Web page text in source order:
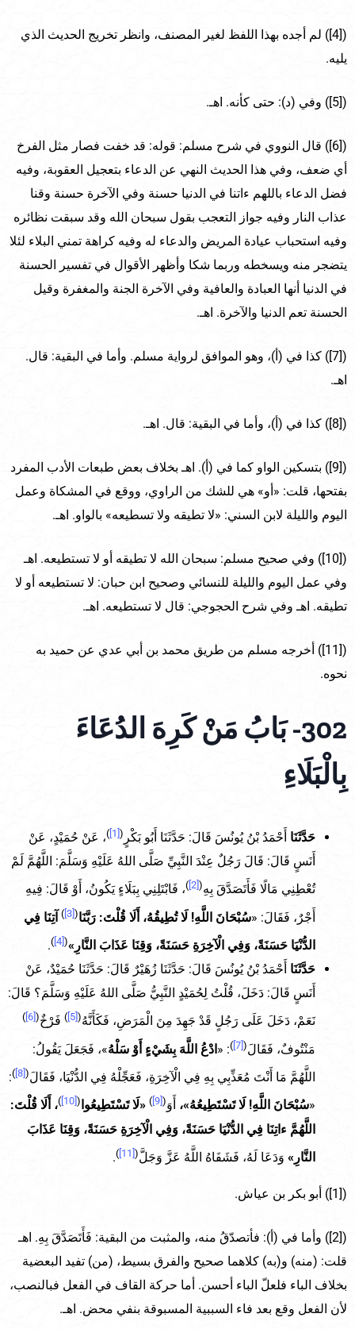
([4]) لم أجده بهذا اللفظ لغير المصنف، وانظر تخريج الحديث الذي
يليه.
([5]) وفي (د): حتى كأنه. اهـ.
([6]) قال النووي في شرح مسلم: قوله: قد خفت فصار مثل الفرخ
أي ضعف، وفي هذا الحديث النهي عن الدعاء بتعجيل العقوبة، وفيه
فضل الدعاء باللهم ءاتنا في الدنيا حسنة وفي الآخرة حسنة وقنا
عذاب النار وفيه جواز التعجب بقول سبحان الله وقد سبقت نظائره
وفيه استحباب عيادة المريض والدعاء له وفيه كراهة تمني البلاء لئلا
يتضجر منه ويسخطه وربما شكا وأظهر الأقوال في تفسير الحسنة
في الدنيا أنها العبادة والعافية وفي الآخرة الجنة والمغفرة وقيل
الحسنة تعم الدنيا والآخرة. اهـ.
([7]) كذا في (أ)، وهو الموافق لرواية مسلم. وأما في البقية: قال.
اهـ.
([8]) كذا في (أ)، وأما في البقية: قال. اهـ.
([9]) بتسكين الواو كما في (أ). اهـ بخلاف بعض طبعات الأدب المفرد
بفتحها، قلت: «أو» هي للشك من الراوي، ووقع في المشكاة وعمل
اليوم والليلة لابن السني: «لا تطيقه ولا تسطيعه» بالواو. اهـ.
([10]) وفي صحيح مسلم: سبحان الله لا تطيقه أو لا تستطيعه. اهـ
وفي عمل اليوم والليلة للنسائي وصحيح ابن حبان: لا تستطيعه أو لا
تطيقه. اهـ وفي شرح الحجوجي: قال لا تستطيعه. اهـ.
([11]) أخرجه مسلم من طريق محمد بن أبي عدي عن حميد به
نحوه.
302- بَابُ مَنْ كَرِهَ الدُعَاءَ
بِالْبَلَاءِ
حَدَّثَنَا أَحْمَدُ بْنُ يُونُسَ قَالَ: حَدَّثَنَا أَبُو بَكْرٍ (
)، عَنْ حُمَيْدٍ، عَنْ
أَنَسٍ قَالَ: قَالَ رَجُلٌ عِنْدَ النَّبِيِّ صَلَّى اللهُ عَلَيْهِ وَسَلَّمَ: اللَّهُمَّ لَمْ
تُعْطِنِي مَالًا فَأَتَصَدَّقَ بِهِ(
)، فَابْتَلِنِي بِبَلَاءٍ يَكُونُ، أَوْ قَالَ: فِيهِ
أَجْرٌ، فَقَالَ: «سُبْحَانَ اللَّهِ! لَا تُطِيقُهُ، أَلَا قُلْتَ: رَبَّنَا(
[3]
) آتِنَا فِي
الدُّنْيَا حَسَنَةً، وَفِي الْآخِرَةِ حَسَنَةً، وَقِنَا عَذَابَ النَّارِ»(
)
.
حَدَّثَنَا أَحْمَدُ بْنُ يُونُسَ قَالَ: حَدَّثَنَا زُهَيْرٌ قَالَ: حَدَّثَنَا حُمَيْدٌ، عَنْ
أَنَسٍ قَالَ: دَخَلَ، قُلْتُ لِحُمَيْدٍ النَّبِيُّ صَلَّى اللهُ عَلَيْهِ وَسَلَّمَ؟ قَالَ:
نَعَمْ، دَخَلَ عَلَى رَجُلٍ قَدْ جَهِدَ مِنَ الْمَرَضِ، فَكَأَنَّهُ(
) فَرْخٌ(
)
مَنْتُوفٌ، فَقَالَ(
[7]
)
: «ادْعُ اللَّهَ بِشَيْءٍ أَوْ سَلْهُ»، فَجَعَلَ يَقُولُ:
اللَّهُمَّ مَا أَنْتَ مُعَذِّبِي بِهِ فِي الْآخِرَةِ، فَعَجِّلْهُ فِي الدُّنْيَا، فَقَالَ(
)
:
«سُبْحَانَ اللَّهِ! لَا تَسْتَطِيعُهُ»، أَوَ(
) «لَا تَسْتَطِيعُوا (
)، أَلَا قُلْتَ:
اللَّهُمَّ ءاتِنَا فِي الدُّنْيَا حَسَنَةً، وَفِي الْآخِرَةِ حَسَنَةً، وَقِنَا عَذَابَ
النَّارِ» وَدَعَا لَهُ، فَشَفَاهُ اللَّهُ عَزَّ وَجَلَّ(
[11]
)
.
([1]) أبو بكر بن عياش.
([2]) وأما في (أ): فأتصدّقُ منه، والمثبت من البقية: فَأَتَصَدَّقَ بِهِ. اهـ
قلت: (منه) و(به) كلاهما صحيح والفرق بسيط، (من) تفيد البعضية
بخلاف الباء فلعلّ الباء أحسن. أما حركة القاف في الفعل فبالنصب،
لأن الفعل وقع بعد فاء السببية المسبوقة بنفي محض. اهـ.